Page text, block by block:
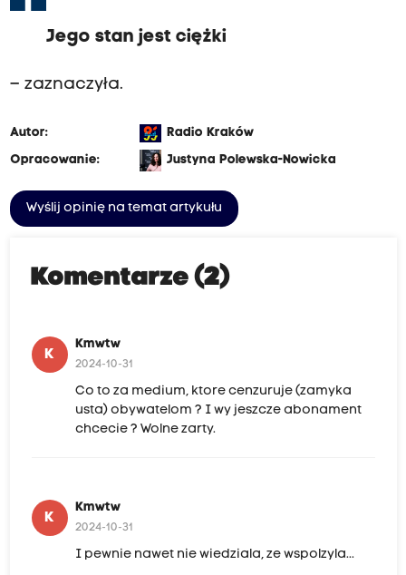
Jego stan jest ciężki
– zaznaczyła.
Autor:
Radio Kraków
Opracowanie:
Justyna Polewska-Nowicka
Wyślij opinię na temat artykułu
Komentarze (2)
K
Kmwtw
2024-10-31
Co to za medium, ktore cenzuruje (zamyka
usta) obywatelom ? I wy jeszcze abonament
chcecie ? Wolne zarty.
K
Kmwtw
2024-10-31
I pewnie nawet nie wiedziala, ze wspolzyla...